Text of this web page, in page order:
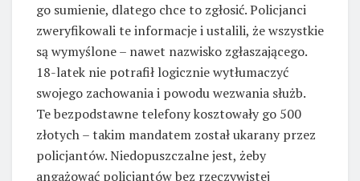
go sumienie, dlatego chce to zgłosić. Policjanci
zweryfikowali te informacje i ustalili, że wszystkie
są wymyślone – nawet nazwisko zgłaszającego.
18-latek nie potrafił logicznie wytłumaczyć
swojego zachowania i powodu wezwania służb.
Te bezpodstawne telefony kosztowały go 500
złotych – takim mandatem został ukarany przez
policjantów. Niedopuszczalne jest, żeby
angażować policjantów bez rzeczywistej